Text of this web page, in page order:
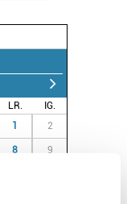
LR.
IG.
1 2
8 9